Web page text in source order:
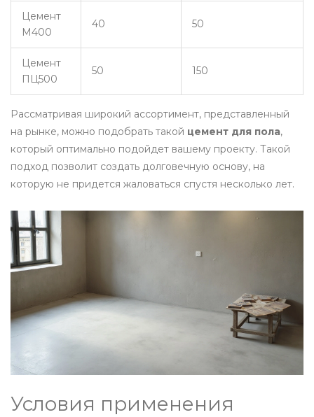
Цемент
М400
40 50
Цемент
ПЦ500
50 150
Рассматривая широкий ассортимент, представленный
на рынке, можно подобрать такой цемент для пола,
который оптимально подойдет вашему проекту. Такой
подход позволит создать долговечную основу, на
которую не придется жаловаться спустя несколько лет.
Условия применения